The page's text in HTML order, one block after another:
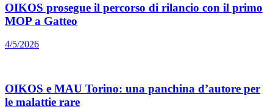
OIKOS prosegue il percorso di rilancio con il primo
MOP a Gatteo
4/5/2026
OIKOS e MAU Torino: una panchina d’autore per
le malattie rare